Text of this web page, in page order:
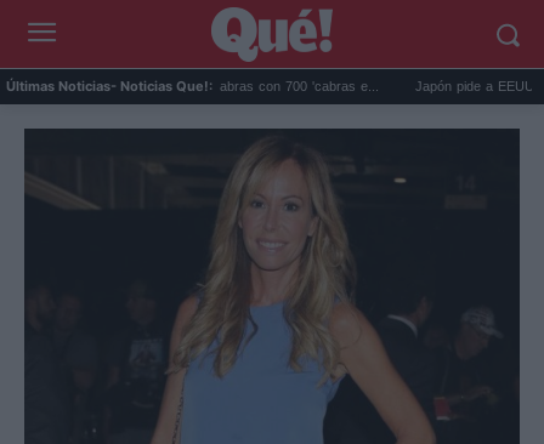
Últimas Noticias- Noticias Que!:
Galápagos eliminó 140.000 cabras con 700 'cabras e... Japón pide a EEUU que